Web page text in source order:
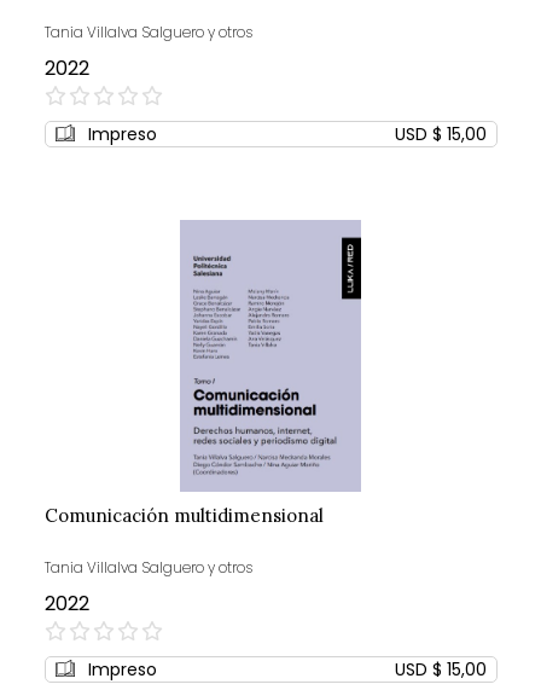
Tania Villalva Salguero y otros
2022
0%
Impreso USD $ 15,00
Comunicación multidimensional
Tania Villalva Salguero y otros
2022
0%
Impreso USD $ 15,00